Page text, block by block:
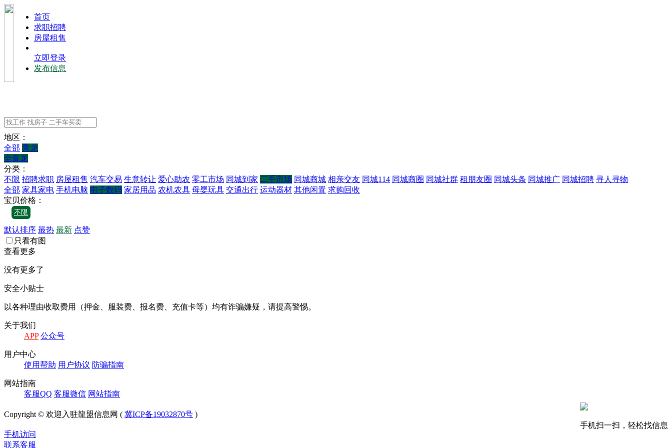
⾸⻚
求职招聘
房屋租售
立即登录
发布信息
地区：
全部 青龙
全青龙
分类：
不限 招聘求职 房屋租售 汽车交易 生意转让 爱心助农 零工市场 同城到家 二手市场 同城商城 相亲交友 同城114 同城商圈 同城社群 租朋友圈 同城头条 同城推广 同城招聘 寻人寻物
全部 家具家电 手机电脑 电子数码 家居用品 农机农具 母婴玩具 交通出行 运动器材 其他闲置 求购回收
宝贝价格：
不限
默认排序 最热 最新 点赞
只看有图
查看更多
没有更多了
安全小贴士
以各种理由收取费⽤（押⾦、服装费、报名费、充值卡等）均有诈骗嫌疑，请提⾼警惕。
关于我们
APP 公众号
⽤户中⼼
使⽤帮助 ⽤户协议 防骗指南
⽹站指南
客服QQ 客服微信 ⽹站指南
手机扫一扫，轻松找信息
Copyright © 欢迎入驻龍盟信息网 ( 冀ICP备19032870号 )
手机访问
联系客服